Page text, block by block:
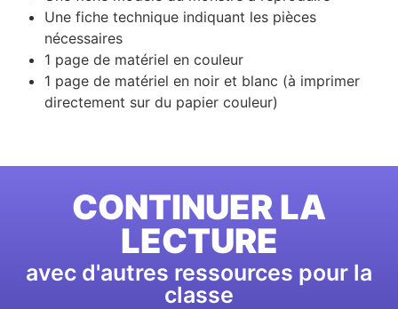
Une fiche technique indiquant les pièces
nécessaires
1 page de matériel en couleur
1 page de matériel en noir et blanc (à imprimer
directement sur du papier couleur)
CONTINUER LA
LECTURE
avec d'autres ressources pour la
classe